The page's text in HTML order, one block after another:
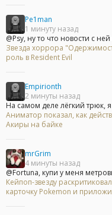
Pe1man
1 минуту назад
@Psy, ну то что новости с
Звезда хоррора
роль в Resident Evil
Empirionth
2 минуты назад
На самом деле лёгкий трюк, я
Аниматор показал, как
Акиры на байке
mrGrim
4 минуты назад
@Fortuna, купи у меня
Кейпоп-звезду
карточку Pokemon и